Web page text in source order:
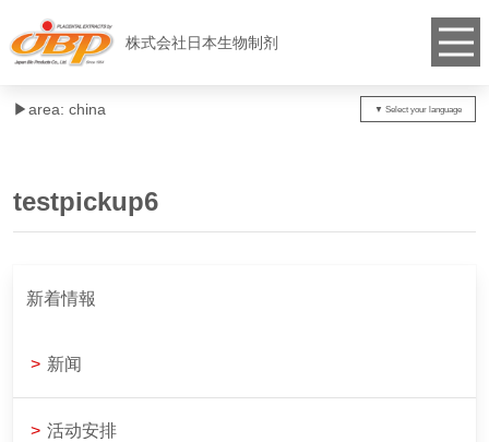
株式会社日本生物制剂
▶︎area: china
testpickup6
新着情報
> 新闻
> 活动安排